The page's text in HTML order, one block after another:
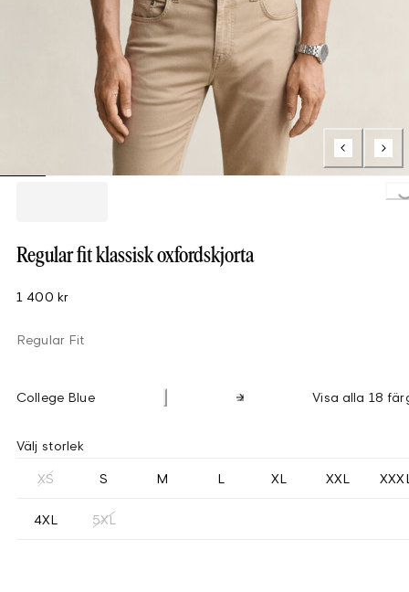
Regular fit klassisk oxfordskjorta
1 400 kr
Regular Fit
College Blue Visa alla 18
Välj storlek
XS S M L XL XXL
4XL 5XL